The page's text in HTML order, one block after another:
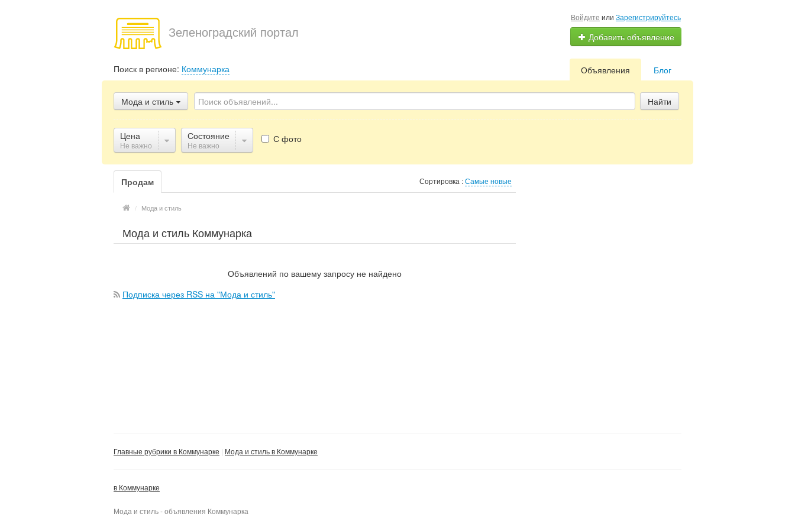
Зеленоградский портал
Войдите или Зарегистрируйтесь
Добавить объявление
Поиск в регионе: Коммунарка Блог
Объявления
Мода и стиль Найти
Цена
Не важно
Состояние
Не важно
С фото
Продам Сортировка :Самые новые
/ Мода и стиль
Мода и стиль Коммунарка
Объявлений по вашему запросу не найдено
Подписка через RSS на "Мода и стиль"
Главные рубрики в Коммунарке Мода и стиль в Коммунарке
в Коммунарке
Мода и стиль - объявления Коммунарка